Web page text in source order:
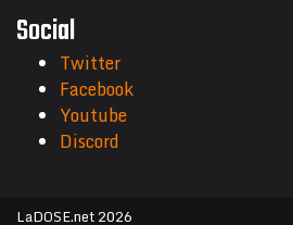
Social
Twitter
Facebook
Youtube
Discord
LaDOSE.net 2026